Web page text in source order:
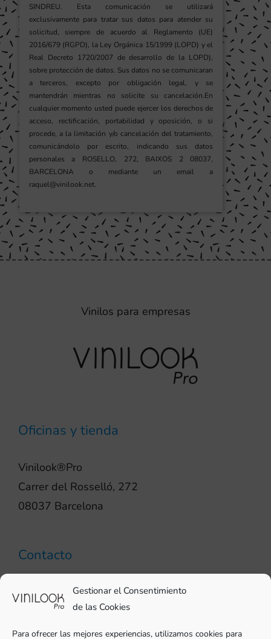
Gestionar el Consentimiento
de las Cookies
Para ofrecer las mejores experiencias, utilizamos cookies para
SINDREU. Esta comunicación se utilizará
exclusivamente para tratar sus datos para atender su
solicitud, siempre de acuerdo al Reglamento (UE)
2016/679 (RGPD), la Ley Orgánica 15/1999 (LOPD) y el
Real Decreto 1720/2007 de desarrollo de la LOPD),
sobre protección de datos. Sus datos no se comunicaran
a terceros, excepto por obligación legal, y se
mantendrán mientras no solicite su cancelación.En
cualquier momento usted puede ejercer los derechos de
acceso, rectificación, portabilidad y oposición, o si
procede, a la limitación y/o cancelación del tratamiento,
comunicándolo por escrito, indicando sus datos
personales a ROSELLO, 272, BAIXOS 2 08037,
BARCELONA o mediante un email a
raquel@vinilook.net.
Vinilos para empresas
Oficinas y tienda
Vinilook®Pro
Carrer del Rosselló, 272
08037 Barcelona
Contacto
pro@vinilook.es